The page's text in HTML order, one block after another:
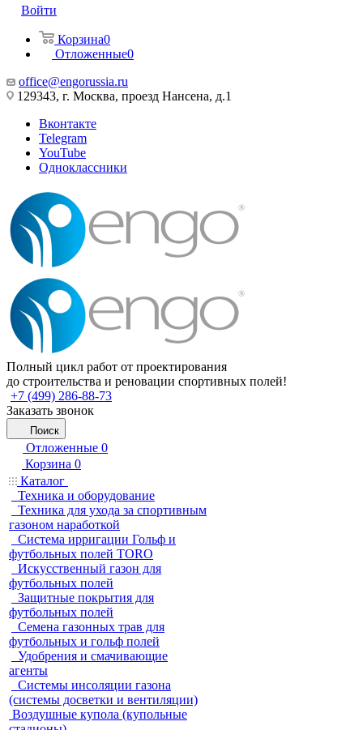
Войти
Корзина0
Отложенные0
office@engorussia.ru
129343, г. Москва, проезд Нансена, д.1
Вконтакте
Telegram
YouTube
Одноклассники
Полный цикл работ от проектирования
до строительства и реновации спортивных полей!
+7 (499) 286-88-73
Заказать звонок
Поиск
Отложенные 0
Корзина 0
Каталог
Техника и оборудование
Техника для ухода за спортивным
газоном наработкой
Система ирригации Гольф и
футбольных полей TORO
Искусственный газон для
футбольных полей
Защитные покрытия для
футбольных полей
Семена газонных трав для
футбольных и гольф полей
Удобрения и смачивающие
агенты
Системы инсоляции газона
(системы досветки и вентиляции)
Воздушные купола (купольные